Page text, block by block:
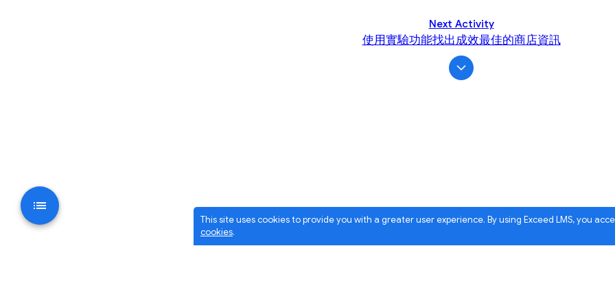
This site uses cookies to provide you with a greater user experience. By using Exceed LMS, you
cookies.
Next Activity
使用實驗功能找出成效最佳的商店資訊